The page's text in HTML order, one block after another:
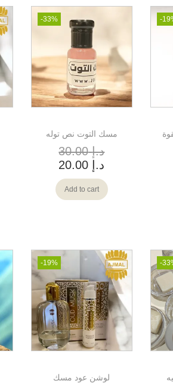
-33%
مسك التوت نص توله
د.إ30.00
د.إ
Add to cart
-
-19%
لوشن عود مسك
-